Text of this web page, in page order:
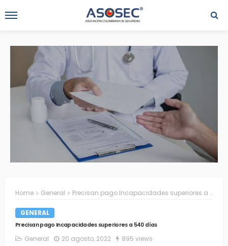
Home General Precisan pago Incapacidades superiores a 540 días
GENERAL
Precisan pago Incapacidades superiores a 540 días
General 20 agosto, 2022 895 views